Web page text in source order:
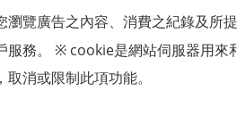
瀏覽廣告之內容、消費之紀錄及所
服務。
※ cookie是網站伺服器用來
取消或限制此項功能。